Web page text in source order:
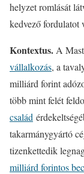
helyzet romlását
kedvező fordulatot
Kontextus. A
vállalkozás, a
milliárd forint
több mint felét
család
takarmánygyártó
tizenkettedik
milliárd forintos